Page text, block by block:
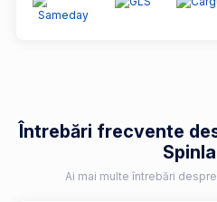
Întrebări frecvente
Ai mai multe întrebări